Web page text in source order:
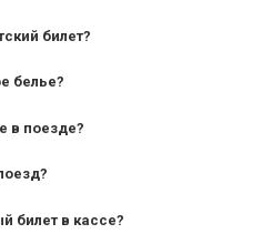
— от 10 лет и
— от 7 лет.
билет?
белье?
в поезде?
билет в кассе?